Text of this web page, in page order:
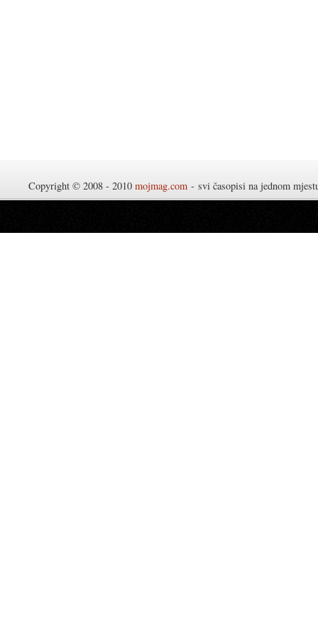
Copyright © 2008 - 2010 mojmag.com - svi časopisi na jednom